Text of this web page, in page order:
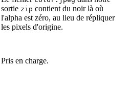
sortie zip contient du noir là où
l'alpha est zéro, au lieu de répliquer
les pixels d'origine.
Pris en charge.